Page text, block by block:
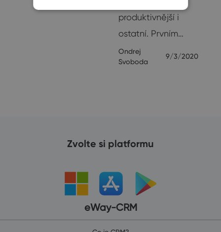
produktivnější i
ostatní. Prvním…
Ondrej
Svoboda
9/3/2020
Zvolte si platformu
eWay-CRM